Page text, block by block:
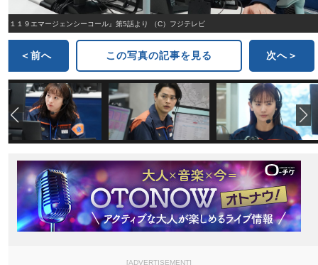
『１１９エマージェンシーコール』第5話より （C）フジテレビ
＜前へ この写真の記事を見る 次へ＞
[ADVERTISEMENT]